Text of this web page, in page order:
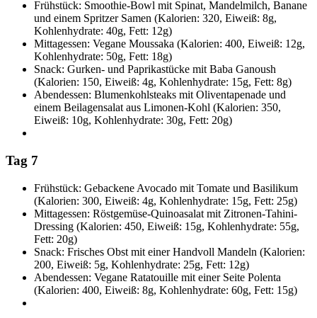
Frühstück: Smoothie-Bowl mit Spinat, Mandelmilch, Banane
und einem Spritzer Samen (Kalorien: 320, Eiweiß: 8g,
Kohlenhydrate: 40g, Fett: 12g)
Mittagessen: Vegane Moussaka (Kalorien: 400, Eiweiß: 12g,
Kohlenhydrate: 50g, Fett: 18g)
Snack: Gurken- und Paprikastücke mit Baba Ganoush
(Kalorien: 150, Eiweiß: 4g, Kohlenhydrate: 15g, Fett: 8g)
Abendessen: Blumenkohlsteaks mit Oliventapenade und
einem Beilagensalat aus Limonen-Kohl (Kalorien: 350,
Eiweiß: 10g, Kohlenhydrate: 30g, Fett: 20g)
Tag 7
Frühstück: Gebackene Avocado mit Tomate und Basilikum
(Kalorien: 300, Eiweiß: 4g, Kohlenhydrate: 15g, Fett: 25g)
Mittagessen: Röstgemüse-Quinoasalat mit Zitronen-Tahini-
Dressing (Kalorien: 450, Eiweiß: 15g, Kohlenhydrate: 55g,
Fett: 20g)
Snack: Frisches Obst mit einer Handvoll Mandeln (Kalorien:
200, Eiweiß: 5g, Kohlenhydrate: 25g, Fett: 12g)
Abendessen: Vegane Ratatouille mit einer Seite Polenta
(Kalorien: 400, Eiweiß: 8g, Kohlenhydrate: 60g, Fett: 15g)